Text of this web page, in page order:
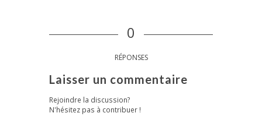
0
RÉPONSES
Laisser un commentaire
Rejoindre la discussion?
N'hésitez pas à contribuer !